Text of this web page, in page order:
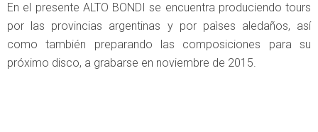
En el presente ALTO BONDI se encuentra produciendo tours
por las provincias argentinas y por paìses aledaños, así
como también preparando las composiciones para su
próximo disco, a grabarse en noviembre de 2015.